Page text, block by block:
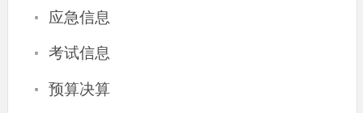
· 应急信息
· 考试信息
· 预算决算